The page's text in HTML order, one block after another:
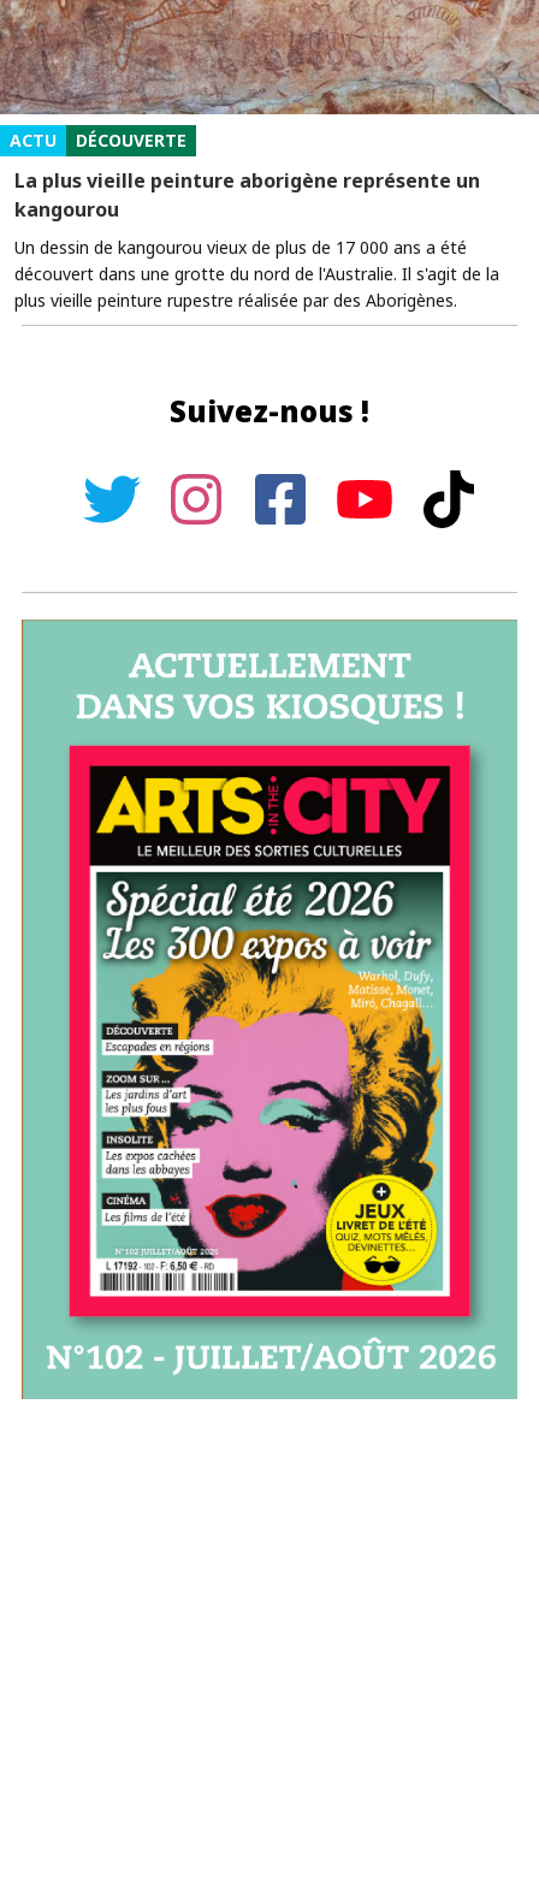
ACTU DÉCOUVERTE
La plus vieille peinture aborigène représente un
kangourou
Un dessin de kangourou vieux de plus de 17 000 ans a été
découvert dans une grotte du nord de l'Australie. Il s'agit de la
plus vieille peinture rupestre réalisée par des Aborigènes.
Suivez-nous !